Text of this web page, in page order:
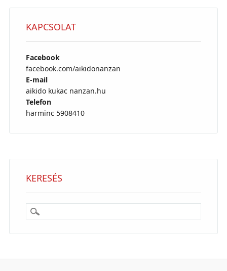
KAPCSOLAT
Facebook
facebook.com/aikidonanzan
E-mail
aikido kukac nanzan.hu
Telefon
harminc 5908410
KERESÉS